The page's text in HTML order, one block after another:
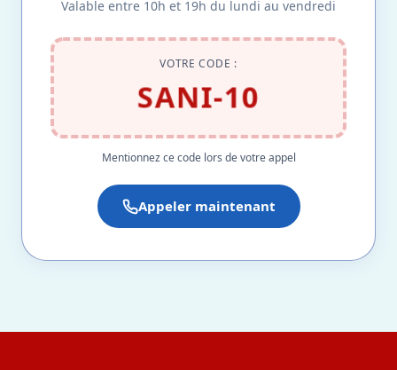
Valable entre 10h et 19h du lundi au vendredi
VOTRE CODE :
SANI-10
Mentionnez ce code lors de votre appel
Appeler maintenant